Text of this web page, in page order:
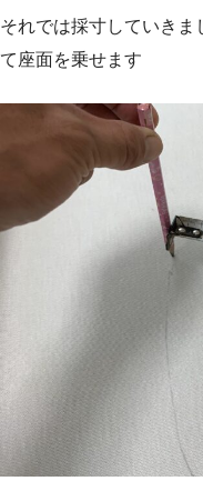
それでは採寸していき
て座面を乗せます